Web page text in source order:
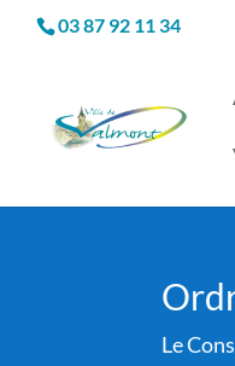
03 87 92 11 34
Le